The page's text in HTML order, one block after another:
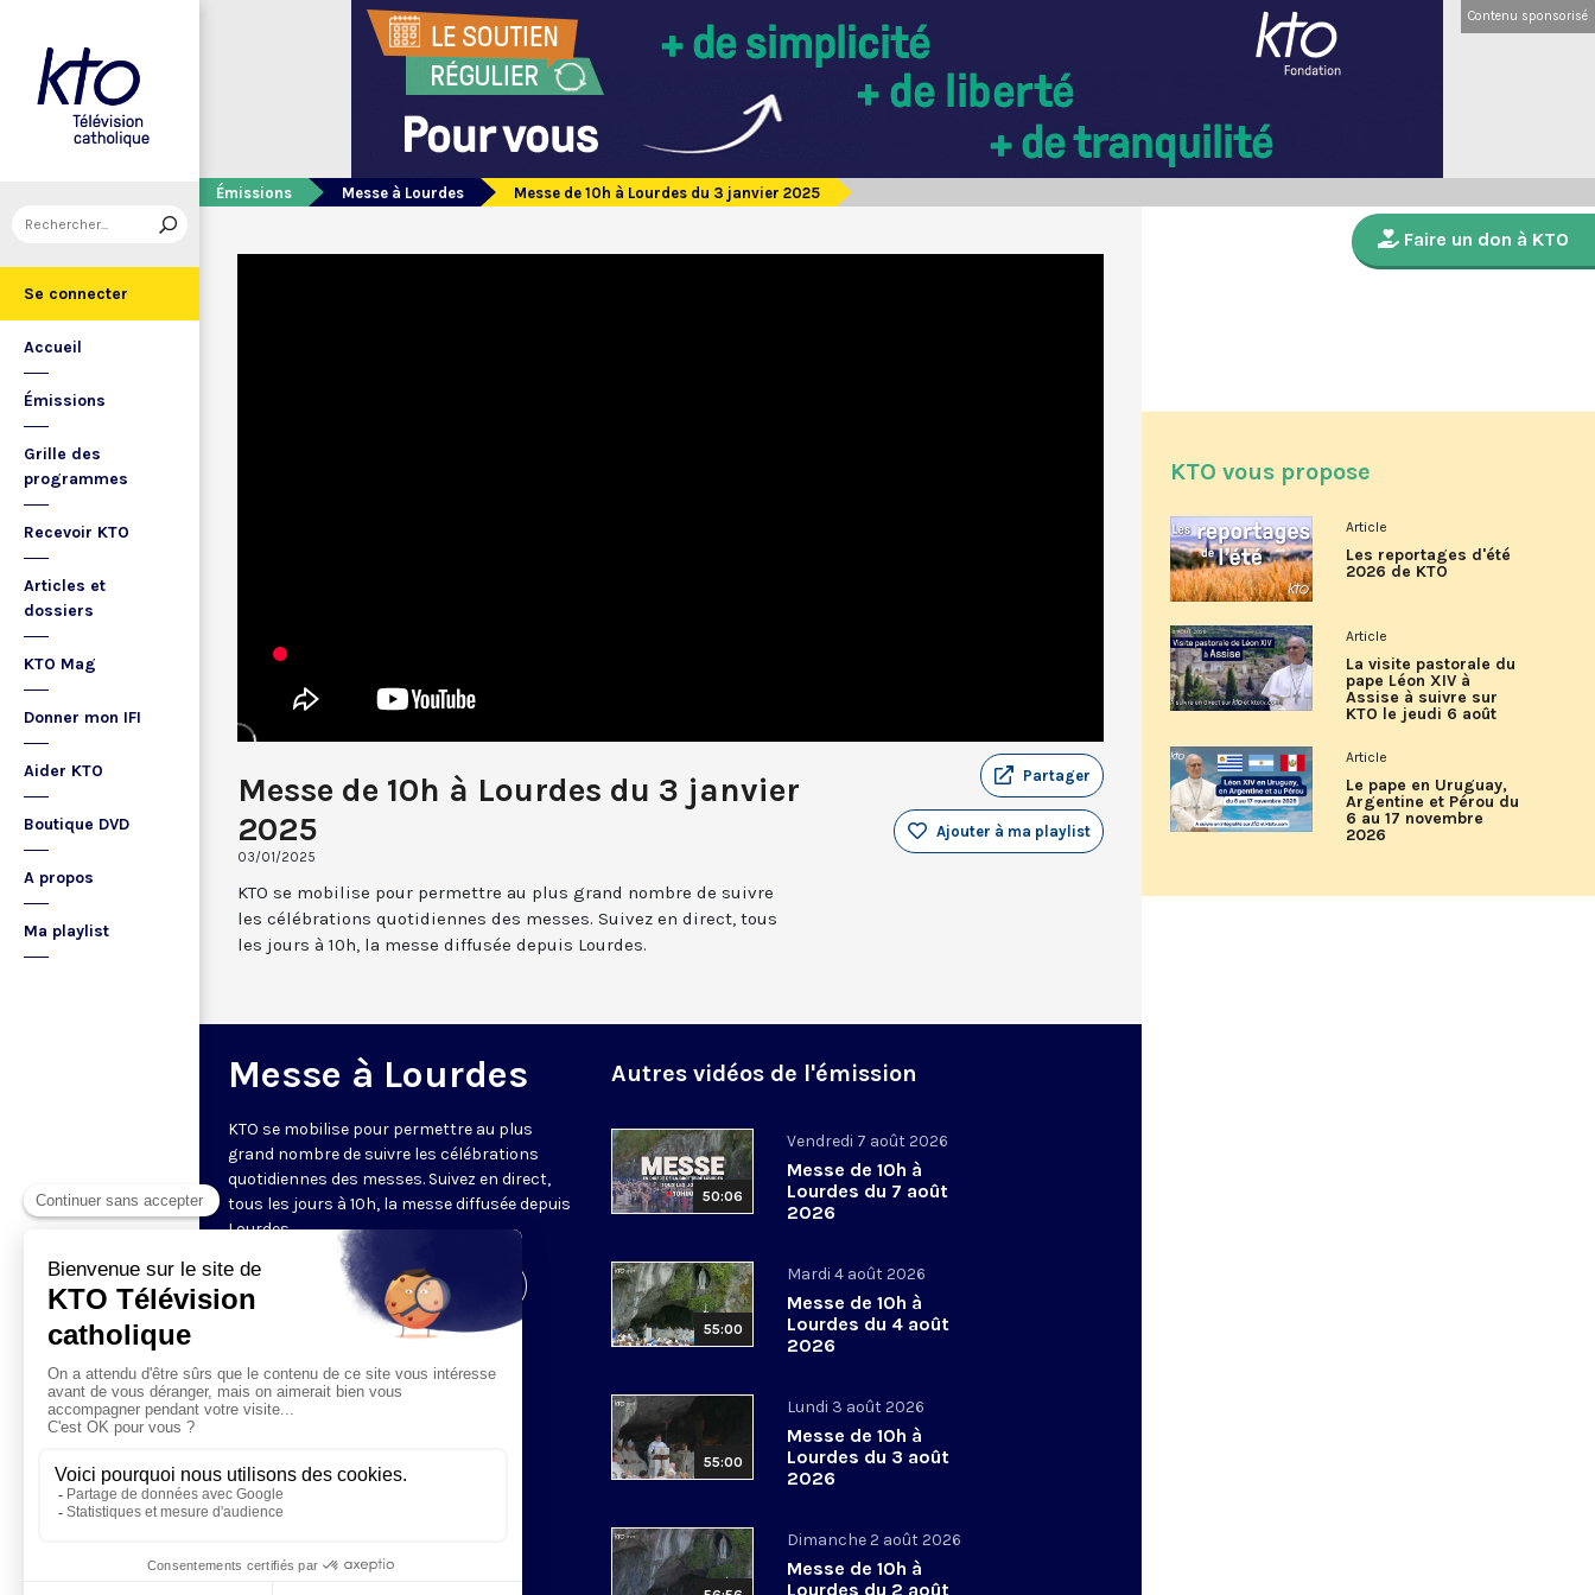
Se connecter
Accueil
Émissions
Grille des
programmes
Recevoir KTO
Articles et
dossiers
KTO Mag
Donner mon IFI
Aider KTO
Boutique DVD
A propos
Ma playlist
Contenu sponsorisé
Émissions Messe à Lourdes Messe de 10h à Lourdes du 3 janvier 2025
Messe de 10h à Lourdes du 3 janvier
2025
03/01/2025
Partager
Ajouter à ma playlist
KTO se mobilise pour permettre au plus grand nombre de suivre
les célébrations quotidiennes des messes. Suivez en direct, tous
les jours à 10h, la messe diffusée depuis Lourdes.
Messe à Lourdes
KTO se mobilise pour permettre au plus
grand nombre de suivre les célébrations
quotidiennes des messes. Suivez en direct,
tous les jours à 10h, la messe diffusée depuis
Lourdes.
Visiter la page de l'émission
Autres vidéos de l'émission
50:06
Vendredi 7 août 2026
Messe de 10h à
Lourdes du 7 août
2026
55:00
Mardi 4 août 2026
Messe de 10h à
Lourdes du 4 août
2026
55:00
Lundi 3 août 2026
Messe de 10h à
Lourdes du 3 août
2026
Dimanche 2 août 2026
Messe de 10h à
Lourdes du 2 août
Faire un don à KTO
KTO vous propose
Article
Les reportages d'été
2026 de KTO
Article
La visite pastorale du
pape Léon XIV à
Assise à suivre sur
KTO le jeudi 6 août
Article
Le pape en Uruguay,
Argentine et Pérou du
6 au 17 novembre
2026